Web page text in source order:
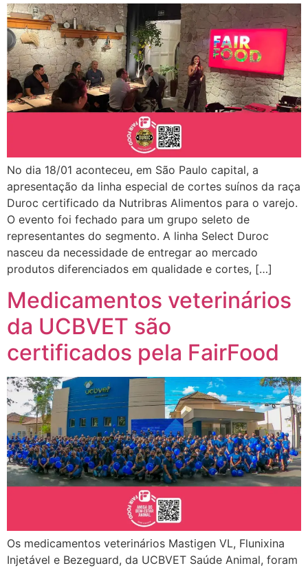
No dia 18/01 aconteceu, em São Paulo capital, a
apresentação da linha especial de cortes suínos da raça
Duroc certificado da Nutribras Alimentos para o varejo.
O evento foi fechado para um grupo seleto de
representantes do segmento. A linha Select Duroc
nasceu da necessidade de entregar ao mercado
produtos diferenciados em qualidade e cortes, […]
Medicamentos veterinários
da UCBVET são
certificados pela FairFood
Os medicamentos veterinários Mastigen VL, Flunixina
Injetável e Bezeguard, da UCBVET Saúde Animal, foram